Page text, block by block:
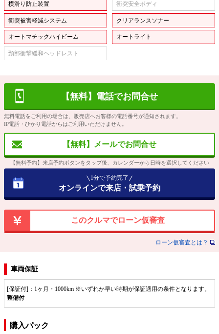
横滑り防止装置 衝突安全ボディ
衝突被害軽減システム クリアランスソナー
オートマチックハイビーム オートライト
頸部衝撃緩和ヘッドレスト
【無料】電話でお問合せ
無料電話をご利用の場合は、販売店へお客様の電話番号が通知されます。
IP電話・ひかり電話からはご利用いただけません。
【無料】メールでお問合せ
【無料予約】来店予約ボタンをタップ後、カレンダーから日時を選択してください
1分で予約完了
オンラインで来店・試乗予約
このクルマでローン仮審査
ローン仮審査とは？
車両保証
[保証付]：1ヶ月・1000km ※いずれか早い時期が保証適用の条件となります。
整備付
購入パック